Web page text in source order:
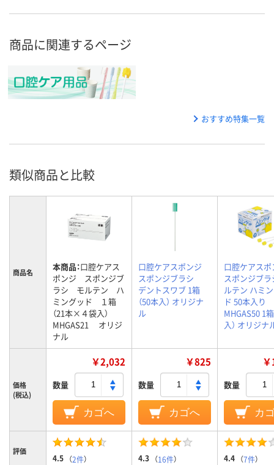
商品に関連するページ
おすすめ特集一覧
類似商品と比較
商品名 本商品：口腔ケアス
ポンジ スポンジブ
ラシ モルテン ハ
ミングッド １箱
（21本×４袋入）
MHGAS21 オリジ
ナル
口腔ケアスポンジ
スポンジブラシ
デントスワブ 1箱
（50本入） オリジナ
ル
口腔ケアスポ
スポンジブラ
ルテン ハミ
ド 50本入り
MHGAS50 1
入） オリジナ
価格
(税込)
￥2,032
数量
カゴへ
￥825
数量
カゴへ
数量
カ
評価
4.5 （2件） 4.3 （16件） 4.4 （7件）